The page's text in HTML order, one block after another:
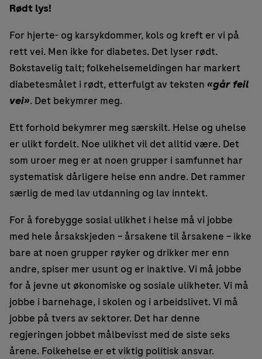
Rødt lys!
For hjerte- og karsykdommer, kols og kreft er vi på
rett vei. Men ikke for diabetes. Det lyser rødt.
Bokstavelig talt; folkehelsemeldingen har markert
diabetesmålet i rødt, etterfulgt av teksten «går feil
vei». Det bekymrer meg.
Ett forhold bekymrer meg særskilt. Helse og uhelse
er ulikt fordelt. Noe ulikhet vil det alltid være. Det
som uroer meg er at noen grupper i samfunnet har
systematisk dårligere helse enn andre. Det rammer
særlig de med lav utdanning og lav inntekt.
For å forebygge sosial ulikhet i helse må vi jobbe
med hele årsakskjeden – årsakene til årsakene – ikke
bare at noen grupper røyker og drikker mer enn
andre, spiser mer usunt og er inaktive. Vi må jobbe
for å jevne ut økonomiske og sosiale ulikheter. Vi må
jobbe i barnehage, i skolen og i arbeidslivet. Vi må
jobbe på tvers av sektorer. Det har denne
regjeringen jobbet målbevisst med de siste seks
årene. Folkehelse er et viktig politisk ansvar.